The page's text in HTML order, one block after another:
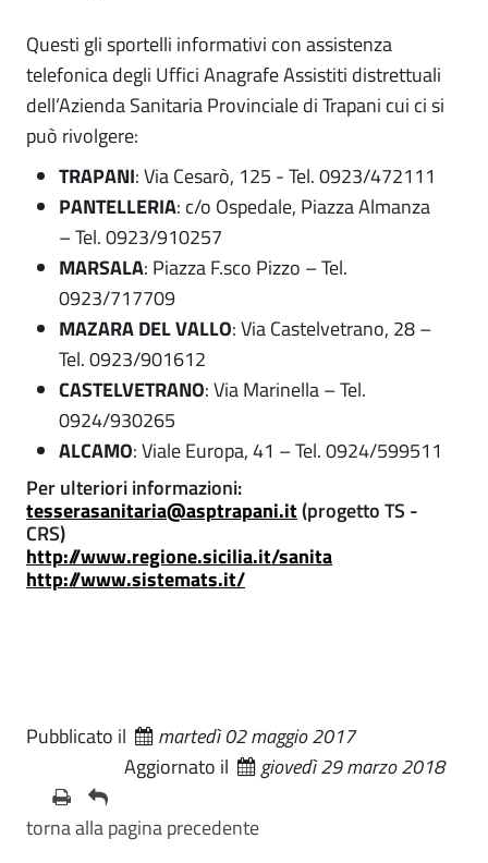
Questi gli sportelli informativi con assistenza
telefonica degli Uffici Anagrafe Assistiti distrettuali
dell’Azienda Sanitaria Provinciale di Trapani cui ci si
può rivolgere:
TRAPANI: Via Cesarò, 125 - Tel. 0923/472111
PANTELLERIA: c/o Ospedale, Piazza Almanza
– Tel. 0923/910257
MARSALA: Piazza F.sco Pizzo – Tel.
0923/717709
MAZARA DEL VALLO: Via Castelvetrano, 28 –
Tel. 0923/901612
CASTELVETRANO: Via Marinella – Tel.
0924/930265
ALCAMO: Viale Europa, 41 – Tel. 0924/599511
Per ulteriori informazioni:
tesserasanitaria@asptrapani.it(progetto TS -
CRS)
http://www.regione.sicilia.it/sanita
http://www.sistemats.it/
Pubblicato il
martedì 02 maggio 2017
Aggiornato il
giovedì 29 marzo 2018
torna alla pagina precedente